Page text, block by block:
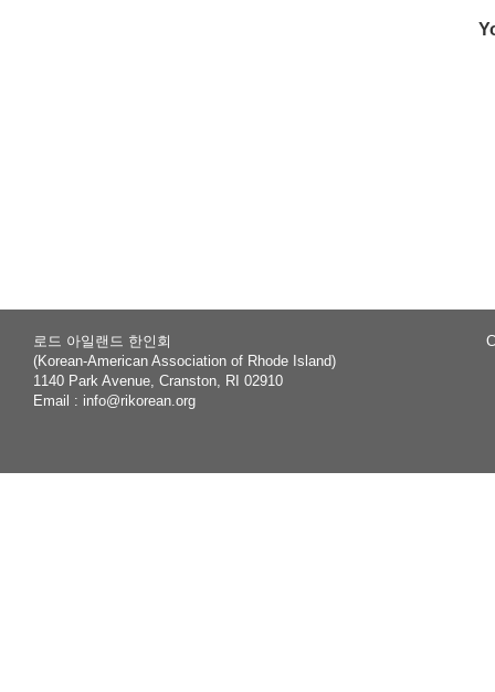
로드 아일랜드 한인회
(Korean-American Association of Rhode Island)
1140 Park Avenue, Cranston, RI 02910
Email : info@rikorean.org